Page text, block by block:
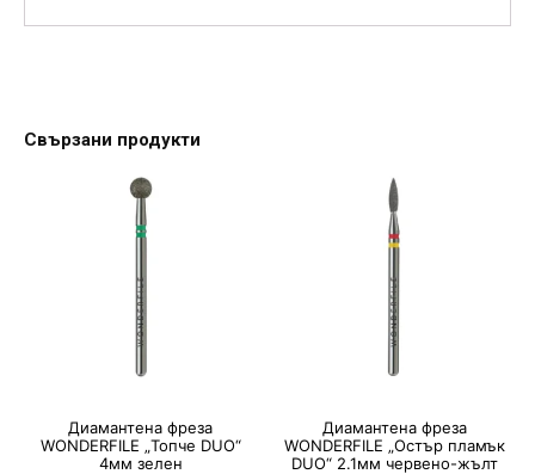
Свързани продукти
Диамантена фреза
WONDERFILE „Топче DUO“
4мм зелен
Диамантена фреза
WONDERFILE „Остър пламък
DUO“ 2.1мм червено-жълт